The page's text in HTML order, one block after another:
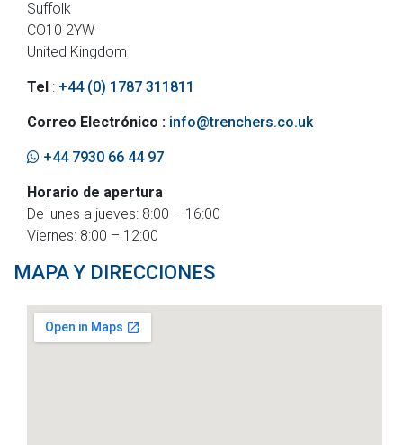
Suffolk
CO10 2YW
United Kingdom
Tel : +44 (0) 1787 311811
Correo Electrónico : info@trenchers.co.uk
+44 7930 66 44 97
Horario de apertura
De lunes a jueves: 8:00 – 16:00
Viernes: 8:00 – 12:00
MAPA Y DIRECCIONES